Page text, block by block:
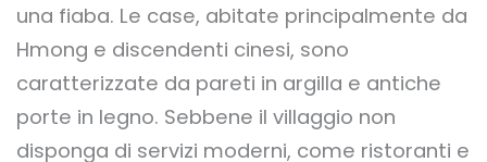
una fiaba. Le case, abitate principalmente da
Hmong e discendenti cinesi, sono
caratterizzate da pareti in argilla e antiche
porte in legno. Sebbene il villaggio non
disponga di servizi moderni, come ristoranti e